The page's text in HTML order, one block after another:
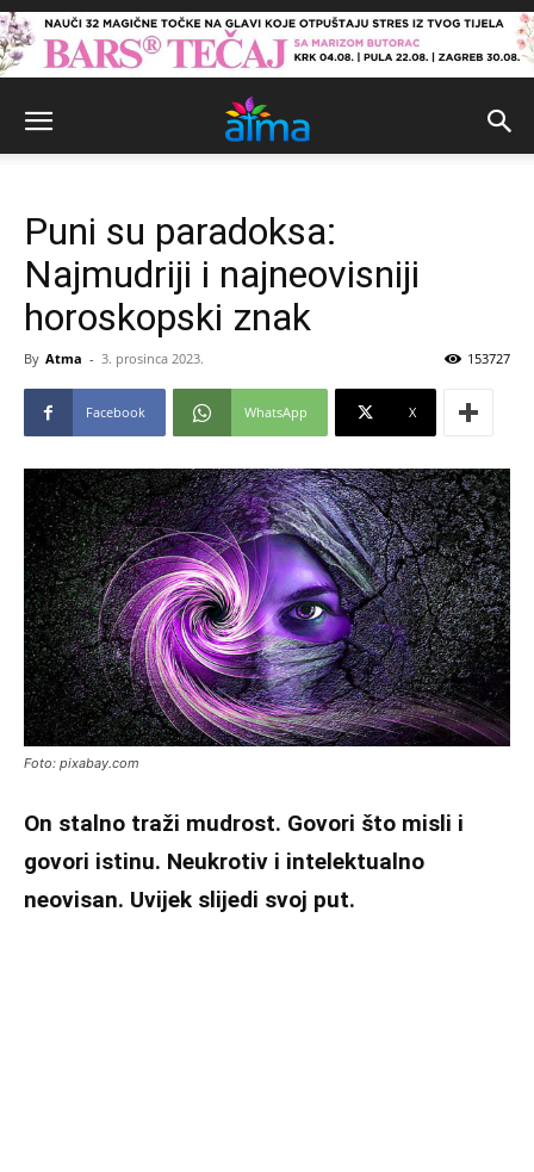
Puni su paradoksa:
Najmudriji i najneovisniji
horoskopski znak
By Atma - 3. prosinca 2023. 153727
Facebook WhatsApp X
Foto: pixabay.com
On stalno traži mudrost. Govori što misli i
govori istinu. Neukrotiv i intelektualno
neovisan. Uvijek slijedi svoj put.